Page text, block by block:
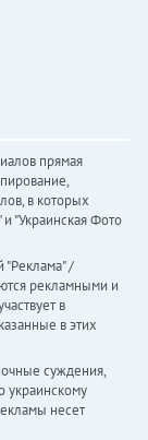
прямая
в которых
и "Украинская Фото
"Реклама" /
рекламными и
в
в этих
суждения,
украинскому
несет